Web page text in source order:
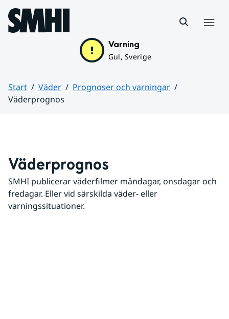
Hoppa till sidans innehåll
Varning
Gul, Sverige
Start Väder
Prognoser och varningar
Väderprognos
Väderprognos
SMHI publicerar väderfilmer måndagar, onsdagar och
fredagar. Eller vid särskilda väder- eller
varningssituationer.